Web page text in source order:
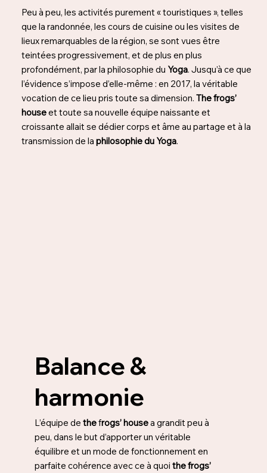
Peu à peu, les activités purement « touristiques », telles
que la randonnée, les cours de cuisine ou les visites de
lieux remarquables de la région, se sont vues être
teintées progressivement, et de plus en plus
profondément, par la philosophie du Yoga. Jusqu’à ce que
l’évidence s’impose d’elle-même : en 2017, la véritable
vocation de ce lieu pris toute sa dimension. The frogs’
houseet toute sa nouvelle équipe naissante et
croissante allait se dédier corps et âme au partage et à la
transmission de la philosophie du Yoga.
Balance &
harmonie
L’équipe de thefrogs’ housea grandit peu à
peu, dans le but d’apporter un véritable
équilibre et un mode de fonctionnement en
parfaite cohérence avec ce à quoi the frogs’